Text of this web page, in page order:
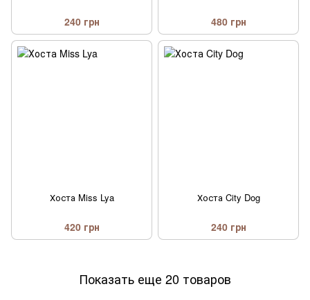
240 грн 480 грн
Хоста Miss Lya
420 грн
Хоста City Dog
240 грн
Показать еще 20 товаров